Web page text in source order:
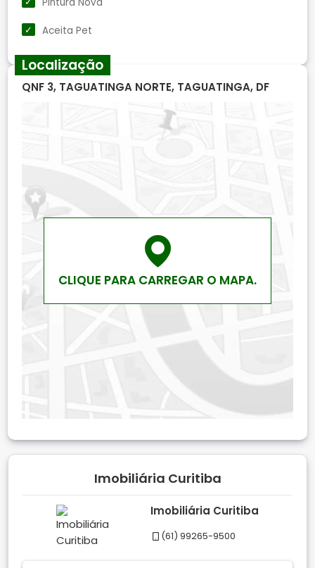
Aceita Pet
Localização
QNF 3, TAGUATINGA NORTE, TAGUATINGA, DF
CLIQUE PARA CARREGAR O MAPA.
Imobiliária Curitiba
Imobiliária Curitiba
(61) 99265-9500